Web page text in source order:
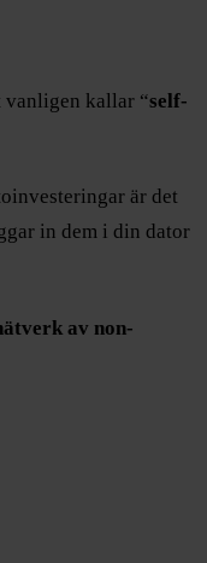
vanligen kallar “self-
är det
in dem i din dator
av non-